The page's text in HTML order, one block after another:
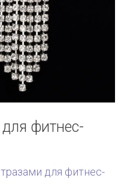
фитнес-
для фитнес-